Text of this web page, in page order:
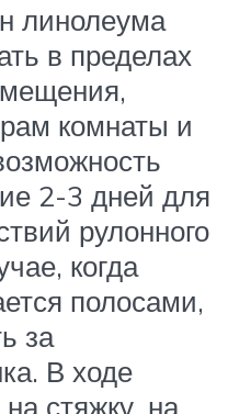
линолеума
в пределах
комнаты и
2-3 дней для
рулонного
когда
полосами,
за
В ходе
стяжку, на